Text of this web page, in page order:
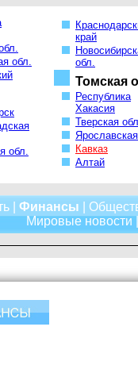
обл.
обл.
край
обл.
Томская
Республика
Хакасия
Тверская
Кавказ
Алтай
| Финансы
Мировые новости